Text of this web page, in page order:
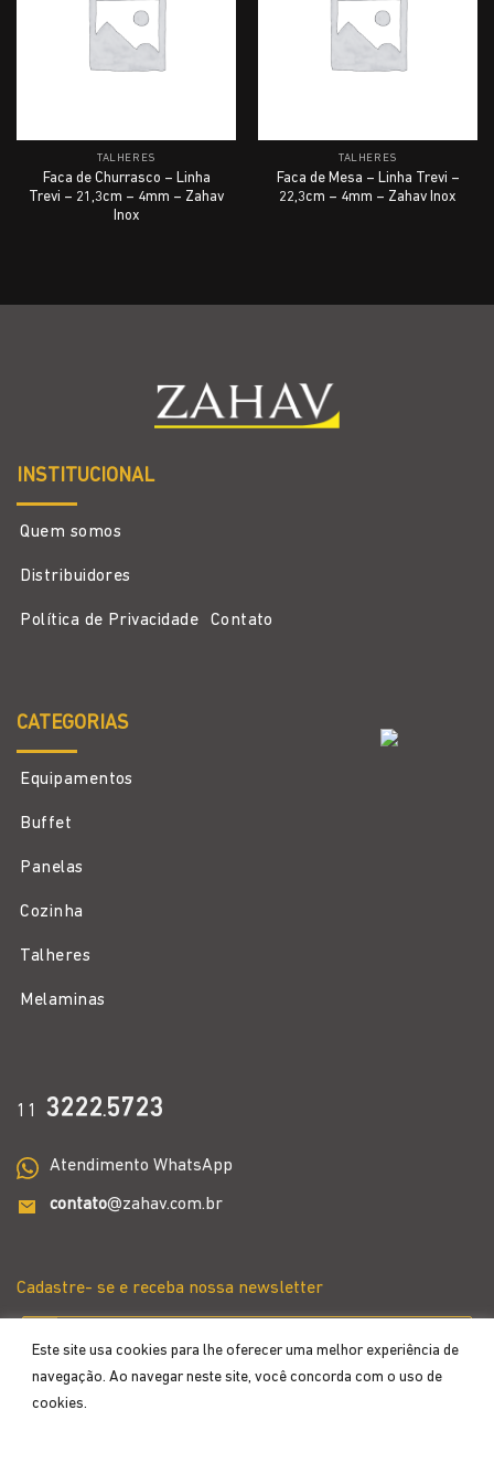
Este site usa cookies para lhe oferecer uma melhor experiência de
navegação. Ao navegar neste site, você concorda com o uso de
cookies.
TALHERES
Faca de Churrasco – Linha
Trevi – 21,3cm – 4mm – Zahav
Inox
TALHERES
Faca de Mesa – Linha Trevi –
22,3cm – 4mm – Zahav Inox
INSTITUCIONAL
Quem somos
Distribuidores
Política de Privacidade Contato
CATEGORIAS
Equipamentos
Buffet
Panelas
Cozinha
Talheres
Melaminas
11 3222.5723
Atendimento WhatsApp
contato@zahav.com.br
Cadastre- se e receba nossa newsletter